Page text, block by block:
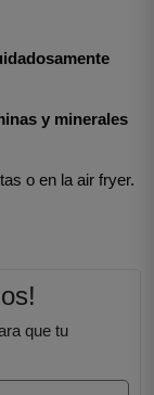
y minerales
o en la air fryer.
que tu